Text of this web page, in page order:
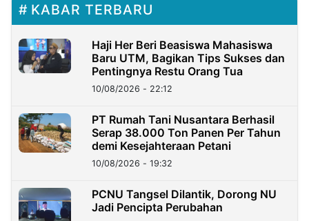
KABAR TERBARU
Haji Her Beri Beasiswa Mahasiswa
Baru UTM, Bagikan Tips Sukses dan
Pentingnya Restu Orang Tua
10/08/2026 - 22:12
PT Rumah Tani Nusantara Berhasil
Serap 38.000 Ton Panen Per Tahun
demi Kesejahteraan Petani
10/08/2026 - 19:32
PCNU Tangsel Dilantik, Dorong NU
Jadi Pencipta Perubahan